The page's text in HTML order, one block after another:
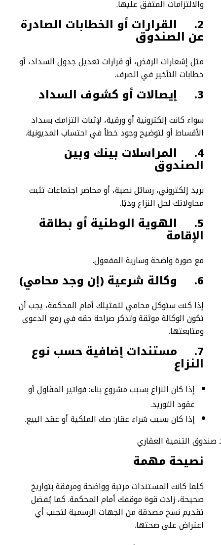
والالتزامات المتفق عليها.
2. القرارات أو الخطابات الصادرة
عن الصندوق
مثل إشعارات الرفض، أو قرارات تعديل جدول السداد، أو
خطابات التأخير في الصرف.
3. إيصالات أو كشوف السداد
سواء كانت إلكترونية أو ورقية، لإثبات التزامك بسداد
الأقساط أو لتوضيح وجود خطأ في احتساب المديونية.
4. المراسلات بينك وبين
الصندوق
بريد إلكتروني، رسائل نصية، أو محاضر اجتماعات تثبت
محاولاتك لحل النزاع وديًا.
5. الهوية الوطنية أو بطاقة
الإقامة
مع صورة واضحة وسارية المفعول.
6. وكالة شرعية (إن وجد محامي)
إذا كنت ستوكل محامي لتمثيلك أمام المحكمة، يجب أن
تكون الوكالة موثقة وتذكر صراحة حقه في رفع الدعوى
ومتابعتها.
7. مستندات إضافية حسب نوع
النزاع
إذا كان النزاع بسبب مشروع بناء: فواتير المقاول أو
عقود التوريد.
إذا كان بسبب شراء عقار: صك الملكية أو عقد البيع.
نصيحة مهمة
كلما كانت المستندات مرتبة وواضحة ومرفقة بتواريخ
صحيحة، زادت قوة موقفك أمام المحكمة. كما يُفضل
تقديم نسخ مصدقة من الجهات الرسمية لتجنب أي
اعتراض على صحتها.